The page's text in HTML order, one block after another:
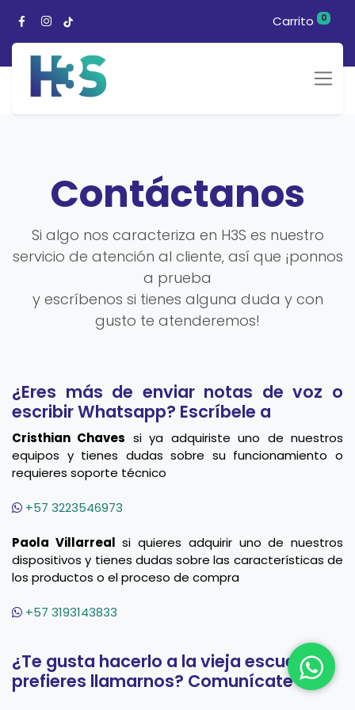
Carrito 0
Contáctanos
Si algo nos caracteriza en H3S es nuestro
servicio de atención al cliente, así que ¡ponnos
a prueba
y escríbenos si tienes alguna duda y con
gusto te atenderemos!
¿Eres más de enviar notas de voz o
escribir Whatsapp? Escríbele a
Cristhian Chaves si ya adquiriste uno de nuestros
equipos y tienes dudas sobre su funcionamiento o
requieres soporte técnico
+57 3223546973
Paola Villarreal si quieres adquirir uno de nuestros
dispositivos y tienes dudas sobre las características de
los productos o el proceso de compra
+57 3193143833
¿Te gusta hacerlo a la vieja escuela y
prefieres llamarnos? Comunícate al: